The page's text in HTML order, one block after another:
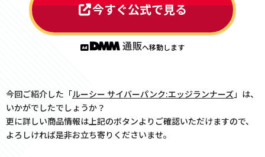
今すぐ公式で見る
へ移動します
今回ご紹介した「ルーシー サイバーパンク:エッジランナーズ」は、
いかがでしたでしょうか？
更に詳しい商品情報は上記のボタンよりご確認いただけますので、
よろしければ是非お立ち寄りくださいませ。